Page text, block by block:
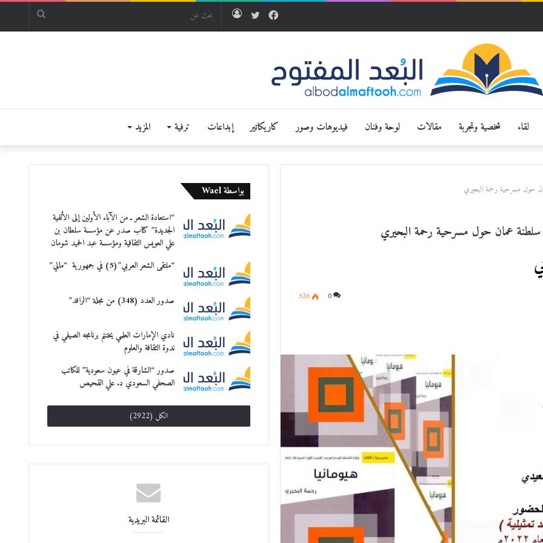
تسجيل
تويتر فيسبوك
لقاء شخصية وتجربة مقالات لوحة وفنان فيديوهات وصور كاريكاتير إبداعات ترفية المزيد
حول مسرحية رحمة البحيري
سلطنة عمان حول مسرحية رحمة البحيري
0
526
بواسطة Wael
“استعادة الشعر ـ من الآباء الأولين إلى الألفية
الجديدة” كتاب صدر عن مؤسسة سلطان بن
علي العويس الثقافية ومؤسسة عبد الحميد شومان
“ملتقى الشعر العربي”(5) في جمهورية “مالي”
صدور العدد (348) من مجلة “الرافد”
نادي الإمارات العلمي يختتم برنامجه الصيفي في
ندوة الثقافة والعلوم
صدور “الشارقة في عيون سعودية” للكاتب
الصحفي السعودي د. علي القحيص
الكل (2922)
القائمة البريدية